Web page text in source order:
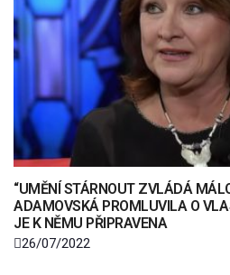
“UMĚNÍ STÁRNOUT ZVLÁDÁ
ADAMOVSKÁ PROMLUVILA O
JE K NĚMU PŘIPRAVENA
26/07/2022